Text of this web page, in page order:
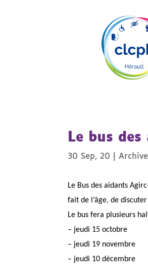
Le bus
30 Sep, 20 |
Le Bus des aidants
fait de l’âge, de
Le bus fera plusieurs
– jeudi 15 octobre
– jeudi 19 novembre
– jeudi 10 décembre